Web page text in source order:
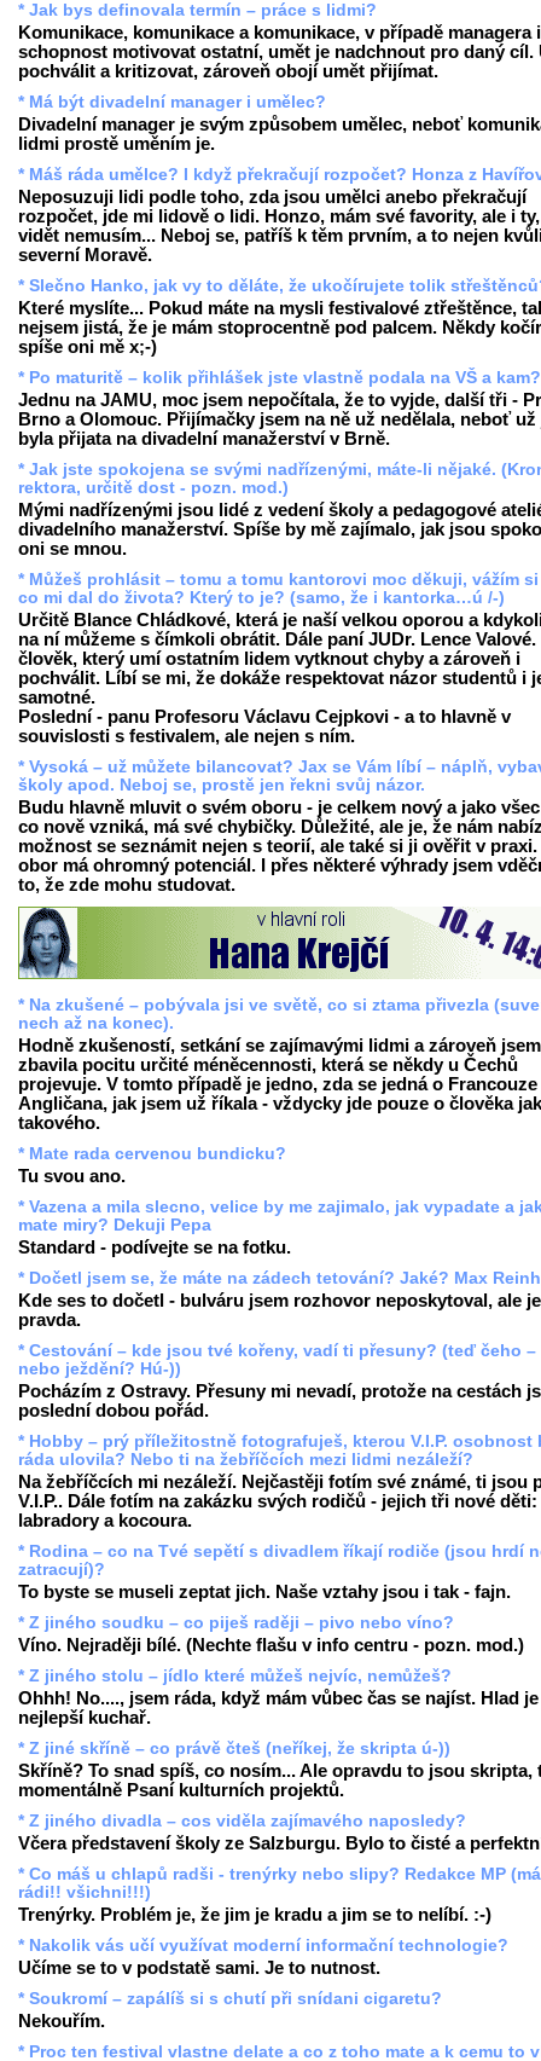
* Jak bys definovala termín – práce s lidmi?
Komunikace, komunikace a komunikace, v případě managera i
schopnost motivovat ostatní, umět je nadchnout pro daný cíl.
pochválit a kritizovat, zároveň obojí umět přijímat.
* Má být divadelní manager i umělec?
Divadelní manager je svým způsobem umělec, neboť
lidmi prostě uměním je.
* Máš ráda umělce? I když překračují rozpočet? Honza z
Neposuzuji lidi podle toho, zda jsou umělci anebo překračují
rozpočet, jde mi lidově o lidi. Honzo, mám své favority, ale i
vidět nemusím... Neboj se, patříš k těm prvním, a to nejen
severní Moravě.
* Slečno Hanko, jak vy to děláte, že ukočírujete tolik
Které myslíte... Pokud máte na mysli festivalové ztřeštěnce,
nejsem jistá, že je mám stoprocentně pod palcem. Někdy
spíše oni mě x;-)
* Po maturitě – kolik přihlášek jste vlastně podala na VŠ a kam?
Jednu na JAMU, moc jsem nepočítala, že to vyjde, další tři -
Brno a Olomouc. Přijímačky jsem na ně už nedělala, neboť už
byla přijata na divadelní manažerství v Brně.
* Jak jste spokojena se svými nadřízenými, máte-li nějaké.
rektora, určitě dost - pozn. mod.)
Mými nadřízenými jsou lidé z vedení školy a pedagogové
divadelního manažerství. Spíše by mě zajímalo, jak jsou
oni se mnou.
* Můžeš prohlásit – tomu a tomu kantorovi moc děkuji, vážím
co mi dal do života? Který to je? (samo, že i kantorka…ú /-)
Určitě Blance Chládkové, která je naší velkou oporou a
na ní můžeme s čímkoli obrátit. Dále paní JUDr. Lence Valové.
člověk, který umí ostatním lidem vytknout chyby a zároveň i
pochválit. Líbí se mi, že dokáže respektovat názor studentů i
samotné.
Poslední - panu Profesoru Václavu Cejpkovi - a to hlavně v
souvislosti s festivalem, ale nejen s ním.
* Vysoká – už můžete bilancovat? Jax se Vám líbí – náplň,
školy apod. Neboj se, prostě jen řekni svůj názor.
Budu hlavně mluvit o svém oboru - je celkem nový a jako
co nově vzniká, má své chybičky. Důležité, ale je, že nám
možnost se seznámit nejen s teorií, ale také si ji ověřit v praxi.
obor má ohromný potenciál. I přes některé výhrady jsem
to, že zde mohu studovat.
* Na zkušené – pobývala jsi ve světě, co si ztama přivezla
nech až na konec).
Hodně zkušeností, setkání se zajímavými lidmi a zároveň
zbavila pocitu určité méněcennosti, která se někdy u Čechů
projevuje. V tomto případě je jedno, zda se jedná o Francouze
Angličana, jak jsem už říkala - vždycky jde pouze o člověka
takového.
* Mate rada cervenou bundicku?
Tu svou ano.
* Vazena a mila slecno, velice by me zajimalo, jak vypadate a
mate miry? Dekuji Pepa
Standard - podívejte se na fotku.
* Dočetl jsem se, že máte na zádech tetování? Jaké? Max
Kde ses to dočetl - bulváru jsem rozhovor neposkytoval, ale
pravda.
* Cestování – kde jsou tvé kořeny, vadí ti přesuny? (teď čeho –
nebo ježdění? Hú-))
Pocházím z Ostravy. Přesuny mi nevadí, protože na cestách
poslední dobou pořád.
* Hobby – prý příležitostně fotografuješ, kterou V.I.P. osobnost
ráda ulovila? Nebo ti na žebříčcích mezi lidmi nezáleží?
Na žebříčcích mi nezáleží. Nejčastěji fotím své známé, ti jsou
V.I.P.. Dále fotím na zakázku svých rodičů - jejich tři nové děti:
labradory a kocoura.
* Rodina – co na Tvé sepětí s divadlem říkají rodiče (jsou hrdí
zatracují)?
To byste se museli zeptat jich. Naše vztahy jsou i tak - fajn.
* Z jiného soudku – co piješ raději – pivo nebo víno?
Víno. Nejraději bílé. (Nechte flašu v info centru - pozn. mod.)
* Z jiného stolu – jídlo které můžeš nejvíc, nemůžeš?
Ohhh! No...., jsem ráda, když mám vůbec čas se najíst. Hlad je
nejlepší kuchař.
* Z jiné skříně – co právě čteš (neříkej, že skripta ú-))
Skříně? To snad spíš, co nosím... Ale opravdu to jsou skripta,
momentálně Psaní kulturních projektů.
* Z jiného divadla – cos viděla zajímavého naposledy?
Včera představení školy ze Salzburgu. Bylo to čisté a
* Co máš u chlapů radši - trenýrky nebo slipy? Redakce MP
rádi!! všichni!!!)
Trenýrky. Problém je, že jim je kradu a jim se to nelíbí. :-)
* Nakolik vás učí využívat moderní informační technologie?
Učíme se to v podstatě sami. Je to nutnost.
* Soukromí – zapálíš si s chutí při snídani cigaretu?
Nekouřím.
* Proc ten festival vlastne delate a co z toho mate a k cemu to